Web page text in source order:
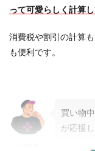
って可愛らしく計算
消費税や割引の計算
も便利です。
買い物
が応援